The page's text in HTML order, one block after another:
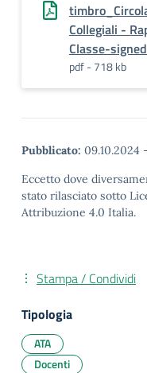
Collegiali -
Classe-signed
pdf - 718 kb
Pubblicato: 09.10.2024 -
Eccetto dove
stato rilasciato sotto
Attribuzione 4.0 Italia.
Stampa / Condividi
Tipologia
ATA
Docenti